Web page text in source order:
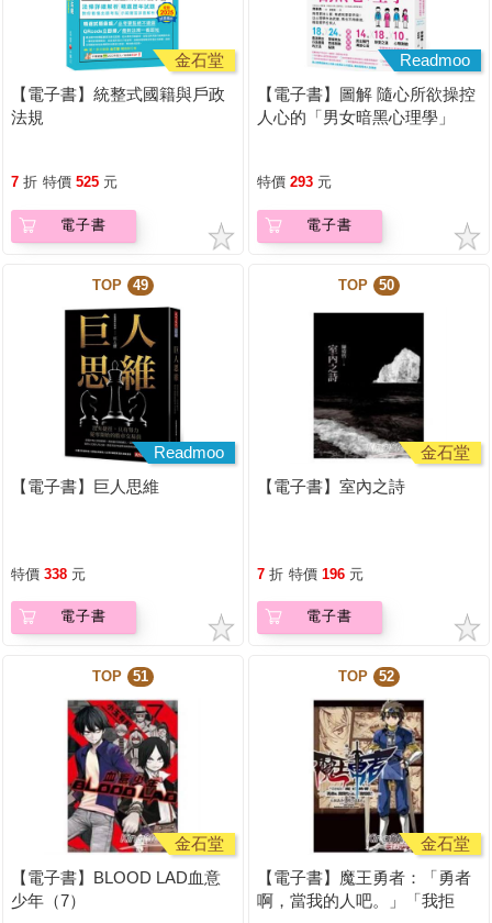
金石堂
【電子書】統整式國籍與戶政
法規
7 折 特價 525 元
電子書
Readmoo
【電子書】圖解 隨心所欲操控
人心的「男女暗黑心理學」
特價 293 元
電子書
TOP 49
Readmoo
【電子書】巨人思維
特價 338 元
電子書
TOP 50
金石堂
【電子書】室內之詩
7 折 特價 196 元
電子書
TOP 51
金石堂
【電子書】BLOOD LAD血意
少年（7）
TOP 52
金石堂
【電子書】魔王勇者：「勇者
啊，當我的人吧。」「我拒